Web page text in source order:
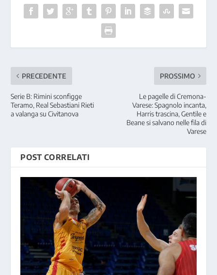
PRECEDENTE
Serie B: Rimini sconfigge
Teramo, Real Sebastiani Rieti
a valanga su Civitanova
PROSSIMO
Le pagelle di Cremona-
Varese: Spagnolo incanta,
Harris trascina, Gentile e
Beane si salvano nelle fila di
Varese
POST CORRELATI